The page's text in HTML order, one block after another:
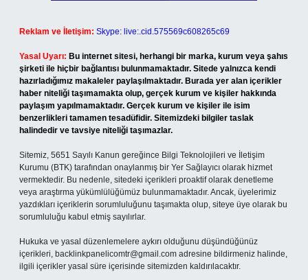
Reklam ve İletişim: Skype: live:.cid.575569c608265c69
Yasal Uyarı: Bu internet sitesi, herhangi bir marka, kurum veya şahıs
şirketi ile hiçbir bağlantısı bulunmamaktadır. Sitede yalnızca kendi
hazırladığımız makaleler paylaşılmaktadır. Burada yer alan içerikler
haber niteliği taşımamakta olup, gerçek kurum ve kişiler hakkında
paylaşım yapılmamaktadır. Gerçek kurum ve kişiler ile isim
benzerlikleri tamamen tesadüfidir. Sitemizdeki bilgiler taslak
halindedir ve tavsiye niteliği taşımazlar.
Sitemiz, 5651 Sayılı Kanun gereğince Bilgi Teknolojileri ve İletişim
Kurumu (BTK) tarafından onaylanmış bir Yer Sağlayıcı olarak hizmet
vermektedir. Bu nedenle, sitedeki içerikleri proaktif olarak denetleme
veya araştırma yükümlülüğümüz bulunmamaktadır. Ancak, üyelerimiz
yazdıkları içeriklerin sorumluluğunu taşımakta olup, siteye üye olarak bu
sorumluluğu kabul etmiş sayılırlar.
Hukuka ve yasal düzenlemelere aykırı olduğunu düşündüğünüz
içerikleri, backlinkpanelicomtr@gmail.com adresine bildirmeniz halinde,
ilgili içerikler yasal süre içerisinde sitemizden kaldırılacaktır.